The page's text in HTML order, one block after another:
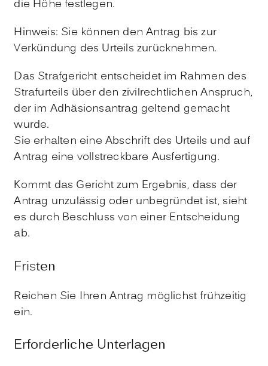
die Höhe festlegen.
Hinweis: Sie können den Antrag bis zur
Verkündung des Urteils zurücknehmen.
Das Strafgericht entscheidet im Rahmen des
Strafurteils über den zivilrechtlichen Anspruch,
der im Adhäsionsantrag geltend gemacht
wurde.
Sie erhalten eine Abschrift des Urteils und auf
Antrag eine vollstreckbare Ausfertigung.
Kommt das Gericht zum Ergebnis, dass der
Antrag unzulässig oder unbegründet ist, sieht
es durch Beschluss von einer Entscheidung
ab.
Fristen
Reichen Sie Ihren Antrag möglichst frühzeitig
ein.
Erforderliche Unterlagen